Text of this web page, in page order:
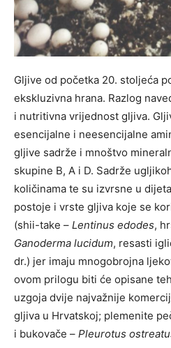
Gljive od početka 20. stoljeća
ekskluzivna hrana. Razlog
i nutritivna vrijednost gljiva.
esencijalne i neesencijalne
gljive sadrže i mnoštvo
skupine B, A i D. Sadrže
količinama te su izvrsne u
postoje i vrste gljiva koje se
(shii-take – Lentinus edodes,
Ganoderma lucidum, resasti
dr.) jer imaju mnogobrojna
ovom prilogu biti će opisane
uzgoja dvije najvažnije
gljiva u Hrvatskoj; plemenite
i bukovače – Pleurotus